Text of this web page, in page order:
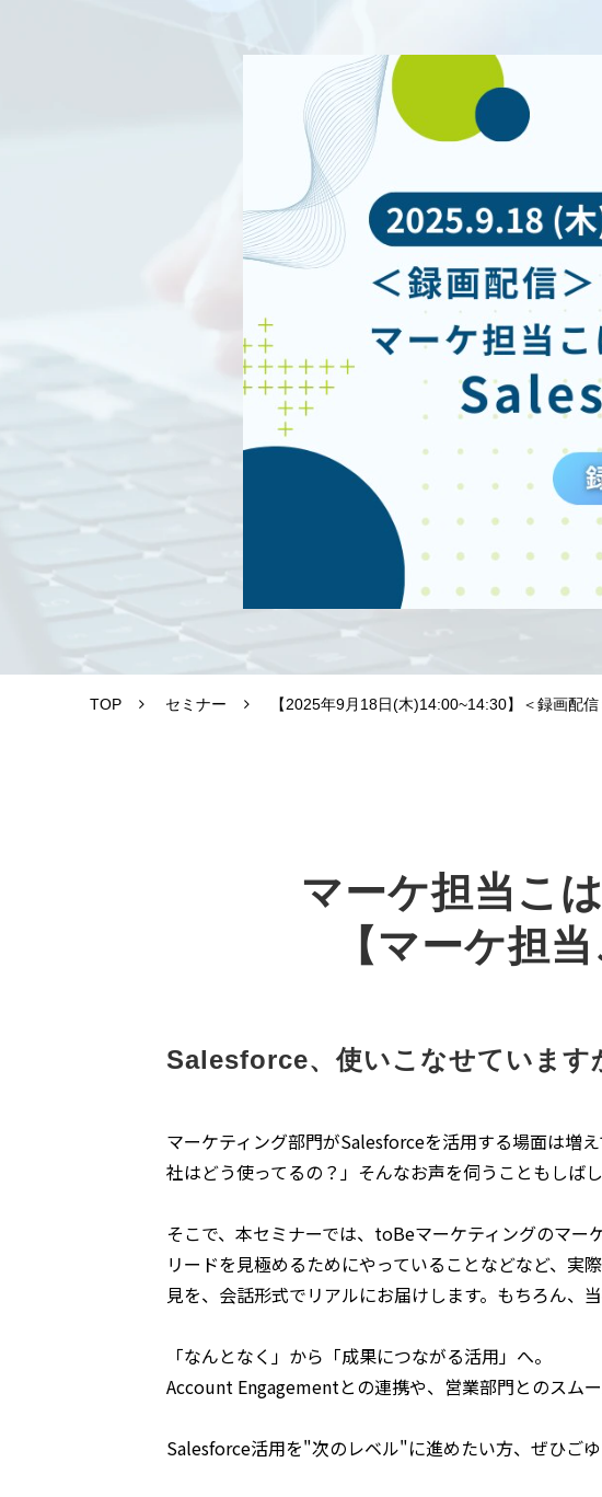
TOP セミナー 【2025年9月18日(木)14:00~14:30】＜録画配
マーケ担当こ
【マーケ担
Salesforce、使いこなせています
マーケティング部門がSalesforceを活用する場面は増
社はどう使ってるの？」そんなお声を伺うこともしばし
そこで、本セミナーでは、toBeマーケティングのマ
リードを見極めるためにやっていることなどなど、
見を、会話形式でリアルにお届けします。もちろん、
「なんとなく」から「成果につながる活用」へ。
Account Engagementとの連携や、営業部門とのスムー
Salesforce活用を"次のレベル"に進めたい方、ぜひごゆ